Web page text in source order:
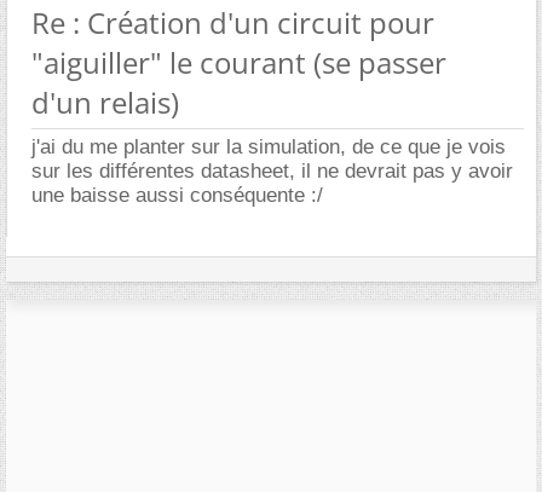
Re : Création d'un circuit pour
"aiguiller" le courant (se passer
d'un relais)
j'ai du me planter sur la simulation, de ce que je vois
sur les différentes datasheet, il ne devrait pas y avoir
une baisse aussi conséquente :/